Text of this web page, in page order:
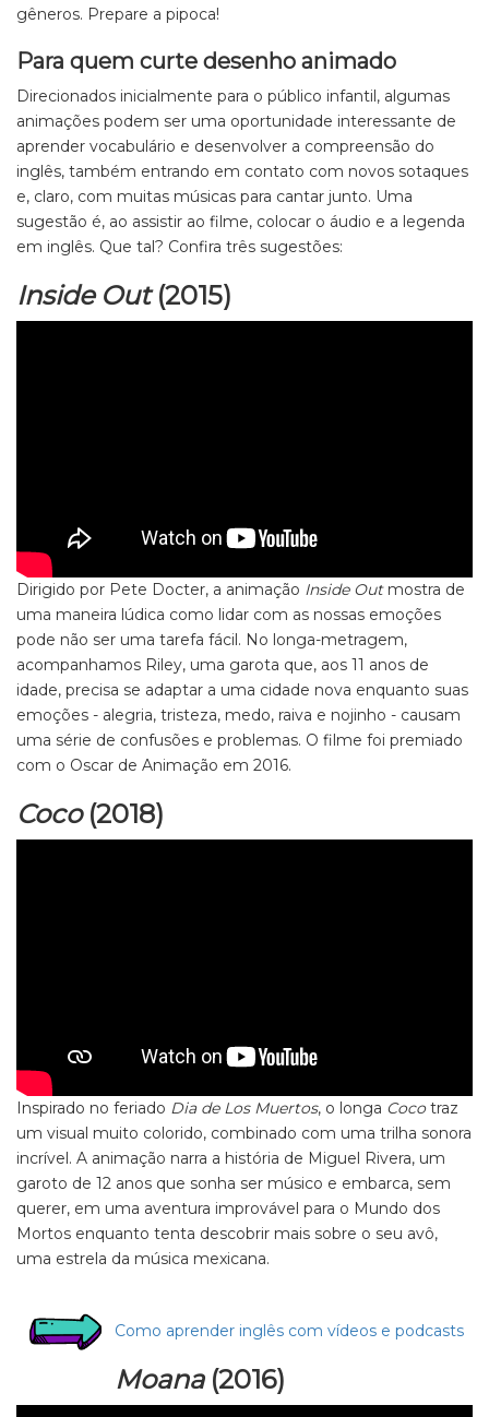
gêneros. Prepare a pipoca!
Para quem curte desenho animado
Direcionados inicialmente para o público infantil, algumas
animações podem ser uma oportunidade interessante de
aprender vocabulário e desenvolver a compreensão do
inglês, também entrando em contato com novos sotaques
e, claro, com muitas músicas para cantar junto. Uma
sugestão é, ao assistir ao filme, colocar o áudio e a legenda
em inglês. Que tal? Confira três sugestões:
Inside Out(2015)
Dirigido por Pete Docter, a animação Inside Out mostra de
uma maneira lúdica como lidar com as nossas emoções
pode não ser uma tarefa fácil. No longa-metragem,
acompanhamos Riley, uma garota que, aos 11 anos de
idade, precisa se adaptar a uma cidade nova enquanto suas
emoções - alegria, tristeza, medo, raiva e nojinho - causam
uma série de confusões e problemas. O filme foi premiado
com o Oscar de Animação em 2016.
Coco(2018)
Inspirado no feriado Dia de Los Muertos, o longa Cocotraz
um visual muito colorido, combinado com uma trilha sonora
incrível. A animação narra a história de Miguel Rivera, um
garoto de 12 anos que sonha ser músico e embarca, sem
querer, em uma aventura improvável para o Mundo dos
Mortos enquanto tenta descobrir mais sobre o seu avô,
uma estrela da música mexicana.
Como aprender inglês com vídeos e podcasts
Moana (2016)